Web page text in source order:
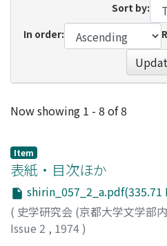
Sort by:
In order:
Recent Submissions
Now showing 1 - 8 of 8
Item
表紙・目次ほか
shirin_057_2_a.pdf(335.71
( 史学研究会 (京都大学文学部
Issue 2 , 1974)